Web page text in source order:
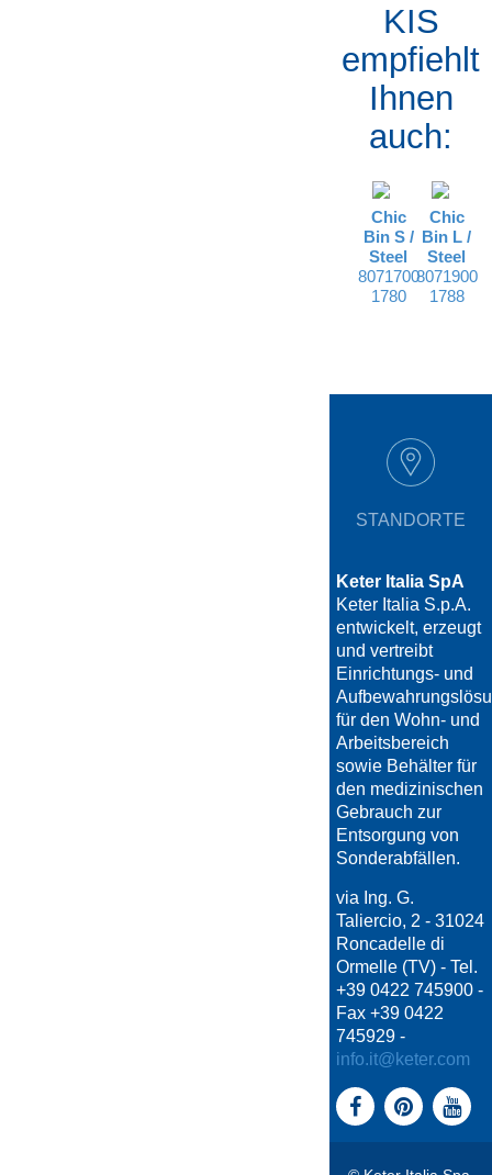
KIS
empfiehlt
Ihnen
auch:
Chic
Bin S /
Steel
8071700
1780
Chic
Bin L /
Steel
8071900
1788
STANDORTE
Keter Italia SpA
Keter Italia S.p.A.
entwickelt, erzeugt
und vertreibt
Einrichtungs- und
für den Wohn- und
Arbeitsbereich
sowie Behälter für
den medizinischen
Gebrauch zur
Entsorgung von
Sonderabfällen.
via Ing. G.
Taliercio, 2 - 31024
Roncadelle di
Ormelle (TV) - Tel.
+39 0422 745900 -
Fax +39 0422
745929 -
info.it@keter.com